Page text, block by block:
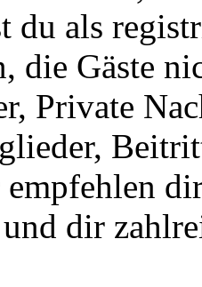
du als
die Gäste
Private
dir